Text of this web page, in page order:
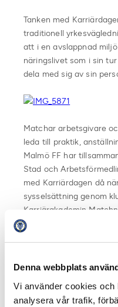
Denna webbplats
Vi använder cookies
analysera vår trafik,
Tanken med
traditionell
att i en avslappnad
näringslivet som i sin
dela med sig av sin
Matchar arbetsgivare
leda till praktik,
Malmö FF har
Stad och
med Karriärdagen då
sysselsättning genom
Karriärakademin
vägledning. Just den
upp deltagarna för att
Uppföljning sker efter